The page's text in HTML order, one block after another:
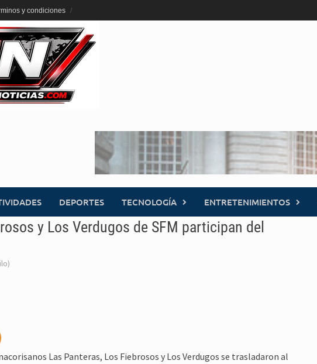
y condiciones
DEPORTES TECNOLOGÍA ENTRETENIMIENTOS
y Los Verdugos de SFM participan del
Las Panteras, Los Fiebrosos y Los Verdugos se trasladaron al